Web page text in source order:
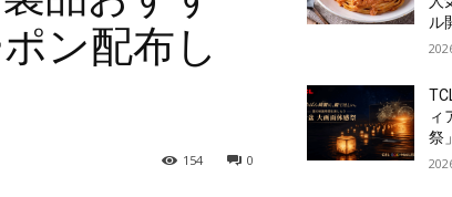
ン配布し
0
154
ル
ィ
祭